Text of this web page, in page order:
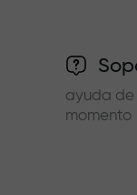
ayuda de
momento